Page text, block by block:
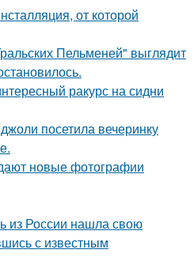
от которой
Пельменей" выглядит
ракурс на сидни
посетила вечеринку
новые фотографии
из России нашла свою
с известным